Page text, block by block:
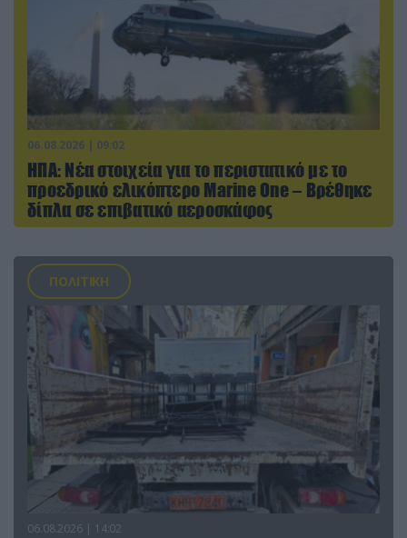
06.08.2026 | 09:02
ΗΠΑ: Nέα στοιχεία για το περιστατικό με το
προεδρικό ελικόπτερο Marine One – Βρέθηκε
δίπλα σε επιβατικό αεροσκάφος
ΠΟΛΙΤΙΚΗ
06.08.2026 | 14:02